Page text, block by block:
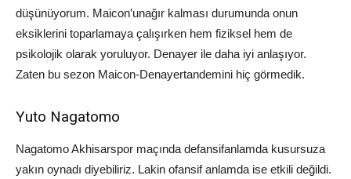
düşünüyorum. Maicon’unağır kalması durumunda onun
eksiklerini toparlamaya çalışırken hem fiziksel hem de
psikolojik olarak yoruluyor. Denayer ile daha iyi anlaşıyor.
Zaten bu sezon Maicon-Denayertandemini hiç görmedik.
Yuto Nagatomo
NagatomoAkhisarspor maçında defansifanlamda kusursuza
yakın oynadı diyebiliriz. Lakin ofansifanlamda ise etkili değildi.